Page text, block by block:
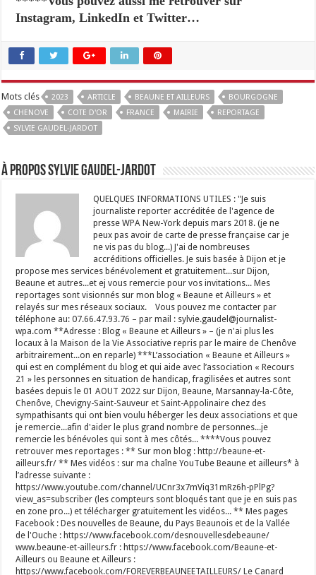
Instagram, LinkedIn et Twitter…
Mots clés 2023 ARTICLE BEAUNE ET AILLEURS
BOURGOGNE
CHENOVE
COTE D'OR FRANCE MAIRIE
REPORTAGE
SYLVIE GAUDEL-JARDOT
À propos Sylvie GAUDEL-JARDOT
QUELQUES INFORMATIONS UTILES : "Je suis
journaliste reporter accréditée de l'agence de
presse WPA New-York depuis mars 2018. (je ne
peux pas avoir de carte de presse française car je
ne vis pas du blog...) J'ai de nombreuses
accréditions officielles. Je suis basée à Dijon et je
propose mes services bénévolement et gratuitement...sur Dijon,
Beaune et autres...et ej vous remercie pour vos invitations... Mes
reportages sont visionnés sur mon blog « Beaune et Ailleurs » et
relayés sur mes réseaux sociaux. Vous pouvez me contacter par
téléphone au: 07.66.47.93.76 – par mail : sylvie.gaudel@journalist-
wpa.com **Adresse : Blog « Beaune et Ailleurs » – (je n'ai plus les
locaux à la Maison de la Vie Associative repris par le maire de Chenôve
arbitrairement...on en reparle) ***L’association « Beaune et Ailleurs »
qui est en complément du blog et qui aide avec l’association « Recours
21 » les personnes en situation de handicap, fragilisées et autres sont
basées depuis le 01 AOUT 2022 sur Dijon, Beaune, Marsannay-la-Côte,
Chenôve, Chevigny-Saint-Sauveur et Saint-Appolinaire chez des
sympathisants qui ont bien voulu héberger les deux associations et que
je remercie...afin d'aider le plus grand nombre de personnes...je
remercie les bénévoles qui sont à mes côtés... ****Vous pouvez
retrouver mes reportages : ** Sur mon blog : http://beaune-et-
ailleurs.fr/ ** Mes vidéos : sur ma chaîne YouTube Beaune et ailleurs* à
l’adresse suivante :
https://www.youtube.com/channel/UCnr3x7mViq31mRz6h-pPlPg?
view_as=subscriber (les compteurs sont bloqués tant que je en suis pas
en zone pro...) et télécharger gratuitement les vidéos... ** Mes pages
Facebook : Des nouvelles de Beaune, du Pays Beaunois et de la Vallée
de l'Ouche : https://www.facebook.com/desnouvellesdebeaune/
www.beaune-et-ailleurs.fr : https://www.facebook.com/Beaune-et-
Ailleurs ou Beaune et Ailleurs :
https://www.facebook.com/FOREVERBEAUNEETAILLEURS/ Le Canard